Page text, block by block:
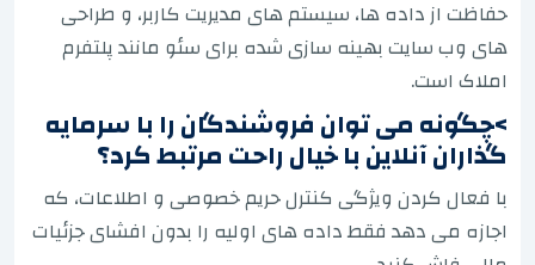
حفاظت از داده ها، سیستم های مدیریت کاربر، و طراحی
های وب سایت بهینه سازی شده برای سئو مانند پلتفرم
املاک است.
>چگونه می توان فروشندگان را با سرمایه
گذاران آنلاین با خیال راحت مرتبط کرد؟
با فعال کردن ویژگی کنترل حریم خصوصی و اطلاعات، که
اجازه می دهد فقط داده های اولیه را بدون افشای جزئیات